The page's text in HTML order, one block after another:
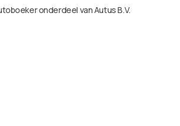
onderdeel van Autus B.V.